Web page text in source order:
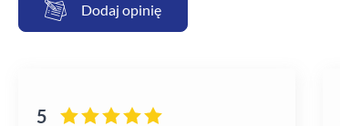
Dodaj opinię
5